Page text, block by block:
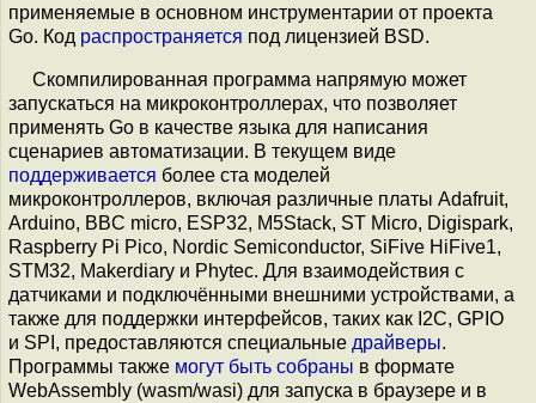
применяемые в основном инструментарии от проекта
Go. Код распространяется под лицензией BSD.
Скомпилированная программа напрямую может
запускаться на микроконтроллерах, что позволяет
применять Go в качестве языка для написания
сценариев автоматизации. В текущем виде
поддерживается более ста моделей
микроконтроллеров, включая различные платы Adafruit,
Arduino, BBC micro, ESP32, M5Stack, ST Micro, Digispark,
Raspberry Pi Pico, Nordic Semiconductor, SiFive HiFive1,
STM32, Makerdiary и Phytec. Для взаимодействия с
датчиками и подключёнными внешними устройствами, а
также для поддержки интерфейсов, таких как I2C, GPIO
и SPI, предоставляются специальные драйверы.
Программы также могут быть собраны в формате
WebAssembly (wasm/wasi) для запуска в браузере и в